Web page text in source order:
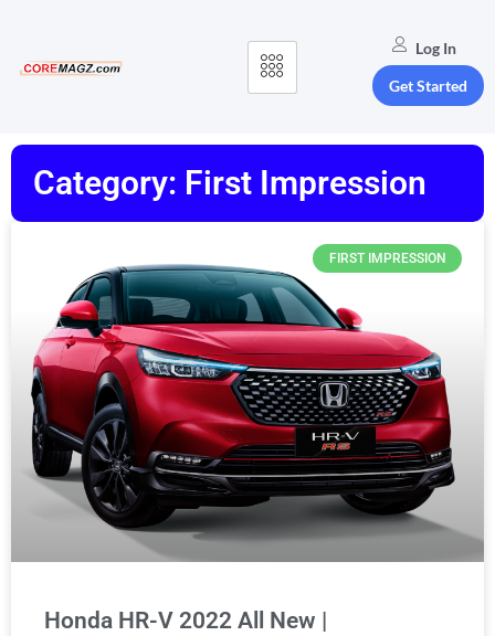
Log In
Get Started
Category: First Impression
FIRST IMPRESSION
Honda HR-V 2022 All New |